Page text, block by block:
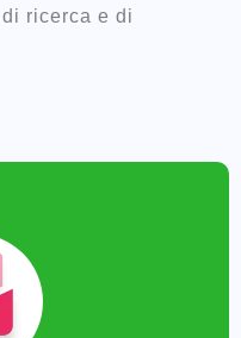
ricerca e di